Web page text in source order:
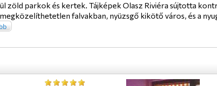
zöld parkok és kertek. Tájképek Olasz Riviéra sújtotta
falvakban, nyüzsgő kikötő város, és a